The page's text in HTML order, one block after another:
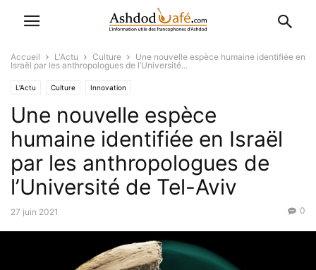
Accueil L'Actu Culture
Une nouvelle espèce humaine identifiée en
Israël par les anthropologues de l’Université...
L'Actu Culture Innovation
Une nouvelle espèce
humaine identifiée en Israël
par les anthropologues de
l’Université de Tel-Aviv
27 juin 2021 0